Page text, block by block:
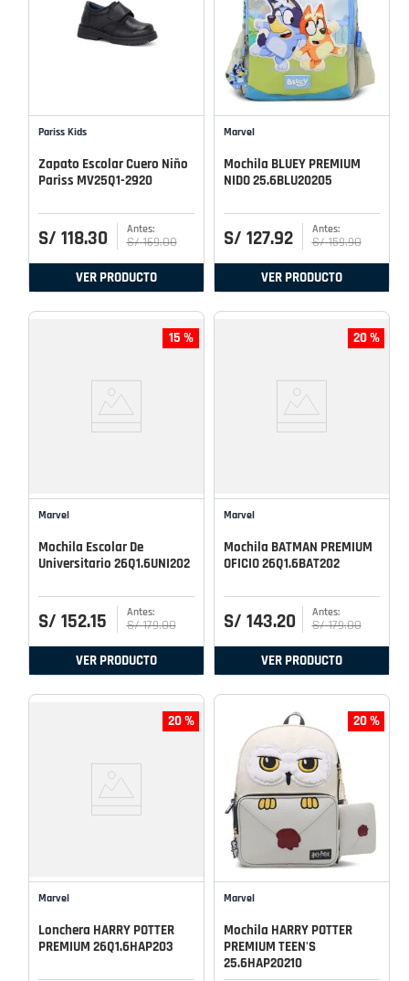
Pariss Kids
Zapato Escolar Cuero Niño
Pariss MV25Q1-2920
S/ 118.30 S/ 169.00
VER PRODUCTO
Marvel
Mochila BLUEY PREMIUM
NIDO 25.6BLU20205
S/ 127.92 S/ 159.90
VER PRODUCTO
15 %
Marvel
Mochila Escolar De
Universitario 26Q1.6UNI202
S/ 152.15 S/ 179.00
VER PRODUCTO
20 %
Marvel
Mochila BATMAN PREMIUM
OFICIO 26Q1.6BAT202
S/ 143.20 S/ 179.00
VER PRODUCTO
20 %
Marvel
Lonchera HARRY POTTER
PREMIUM 26Q1.6HAP203
20 %
Marvel
Mochila HARRY POTTER
PREMIUM TEEN'S
25.6HAP20210